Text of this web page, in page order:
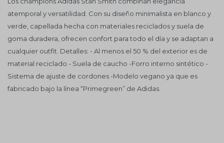
atemporal y versatilidad. Con su diseño minimalista en blanco y
verde, capellada hecha con materiales reciclados y suela de
goma duradera, ofrecen confort para todo el día y se adaptan a
cualquier outfit. Detalles: - Al menos el 50 % del exterior es de
material reciclado - Suela de caucho -Forro interno sintético -
Sistema de ajuste de cordones -Modelo vegano ya que es
fabricado bajo la línea “Primegreen” de Adidas.